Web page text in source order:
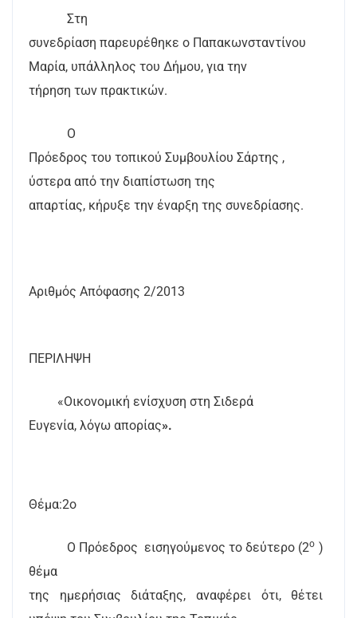
Στη
συνεδρίαση παρευρέθηκε ο Παπακωνσταντίνου
Μαρία, υπάλληλος του Δήμου, για την
τήρηση των πρακτικών.
Ο
Πρόεδρος του τοπικού Συμβουλίου Σάρτης ,
ύστερα από την διαπίστωση της
απαρτίας, κήρυξε την έναρξη της συνεδρίασης.
Αριθμός Απόφασης 2/2013
ΠΕΡΙΛΗΨΗ
«Οικονομική ενίσχυση στη Σιδερά
Ευγενία, λόγω απορίας».
Θέμα:2ο
Ο Πρόεδρος εισηγούμενος το δεύτερο (2ο )
θέμα
της ημερήσιας διάταξης, αναφέρει ότι, θέτει